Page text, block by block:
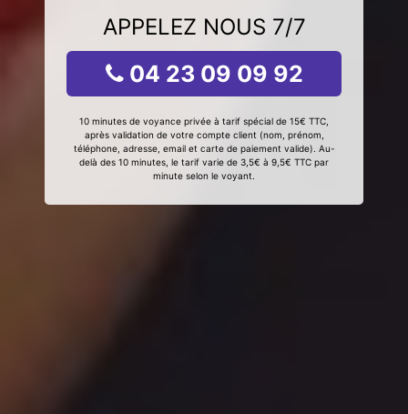
APPELEZ NOUS 7/7
04 23 09 09 92
10 minutes de voyance privée à tarif spécial de 15€ TTC,
après validation de votre compte client (nom, prénom,
téléphone, adresse, email et carte de paiement valide). Au-
delà des 10 minutes, le tarif varie de 3,5€ à 9,5€ TTC par
minute selon le voyant.